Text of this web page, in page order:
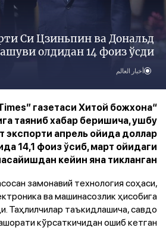
Си Цзиньпин ва Дональд
олдидан 14 фоиз ўсди
أخبار العالم
газетаси Хитой божхона
таяниб хабар беришича, ушбу
экспорти апрель ойида доллар
14,1 фоиз ўсиб, март ойидаги
кейин яна тикланган.
замонавий технология соҳаси,
ва машинасозлик ҳисобига
Таҳлилчилар таъкидлашича, савдо
кўрсаткичидан ошиб кетган.